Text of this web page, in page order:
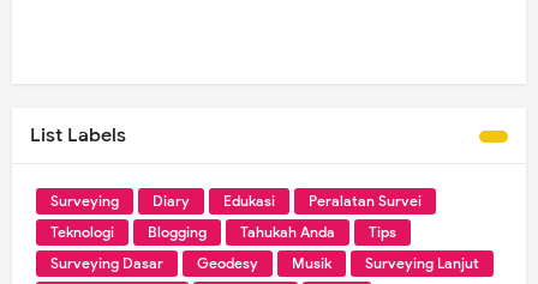
List Labels
Surveying Diary Edukasi
Peralatan Survei
Teknologi
Blogging Tahukah Anda
Tips
Surveying Dasar
Geodesy Musik
Surveying Lanjut